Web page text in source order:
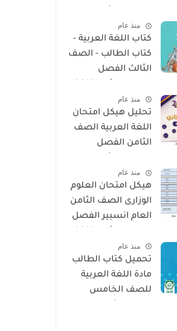
- 2026
منذ عام
كتاب اللغة العربية -
كتاب الطالب - الصف
الثالث الفصل
2026 منهج الإماراتمنذ عام
تحليل هيكل امتحان
اللغة العربية الصف
الثامن الفصل
- 2026
منذ عام
هيكل امتحان العلوم
الوزارى الصف الثامن
العام انسبير الفصل
2026منذ عام
تحميل كتاب الطالب
مادة اللغة العربية
للصف الخامس